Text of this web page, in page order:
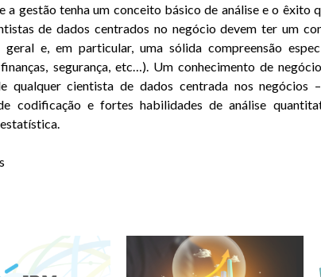
a gestão tenha um conceito básico de análise e o êxito
de dados centrados no negócio devem ter um
geral e, em particular, uma sólida compreensão
segurança, etc…). Um conhecimento de
qualquer cientista de dados centrada nos
codificação e fortes habilidades de análise